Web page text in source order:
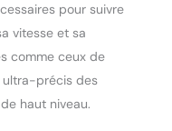
pour suivre
vitesse et sa
comme ceux de
ultra-précis des
haut niveau.